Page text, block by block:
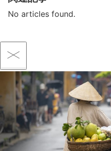
No articles found.